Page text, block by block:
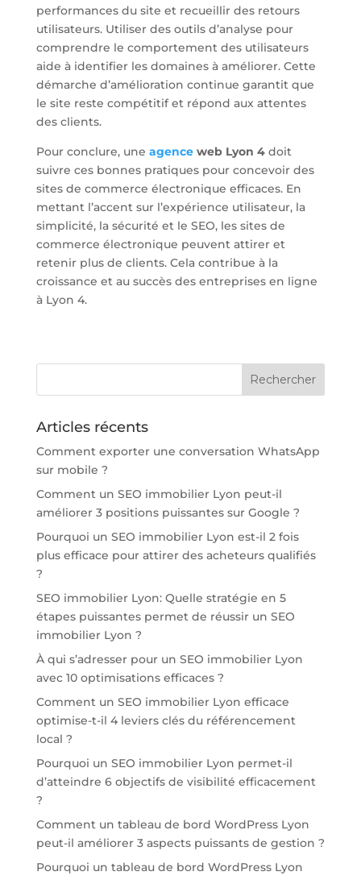
performances du site et recueillir des retours
utilisateurs. Utiliser des outils d’analyse pour
comprendre le comportement des utilisateurs
aide à identifier les domaines à améliorer. Cette
démarche d’amélioration continue garantit que
le site reste compétitif et répond aux attentes
des clients.
Pour conclure, une agenceweb Lyon 4doit
suivre ces bonnes pratiques pour concevoir des
sites de commerce électronique efficaces. En
mettant l’accent sur l’expérience utilisateur, la
simplicité, la sécurité et le SEO, les sites de
commerce électronique peuvent attirer et
retenir plus de clients. Cela contribue à la
croissance et au succès des entreprises en ligne
à Lyon 4.
Articles récents
Comment exporter une conversation WhatsApp
sur mobile ?
Comment un SEO immobilier Lyon peut-il
améliorer 3 positions puissantes sur Google ?
Pourquoi un SEO immobilier Lyon est-il 2 fois
plus efficace pour attirer des acheteurs qualifiés
?
SEO immobilier Lyon: Quelle stratégie en 5
étapes puissantes permet de réussir un SEO
immobilier Lyon ?
À qui s’adresser pour un SEO immobilier Lyon
avec 10 optimisations efficaces ?
Comment un SEO immobilier Lyon efficace
optimise-t-il 4 leviers clés du référencement
local ?
Pourquoi un SEO immobilier Lyon permet-il
d’atteindre 6 objectifs de visibilité efficacement
?
Comment un tableau de bord WordPress Lyon
peut-il améliorer 3 aspects puissants de gestion ?
Pourquoi un tableau de bord WordPress Lyon